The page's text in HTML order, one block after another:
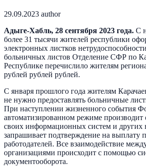
29.09.2023 author
Адыге-Хабль, 28 сентября 2023 года. С
более 31 тысячи жителей республики
электронных листков
больничных листов Отделение СФР по
Республике перечислило жителям
рублей рублей рублей.
С января прошлого года жителям
не нужно предоставлять больничные
При наступлении жизненного события
автоматизированном режиме производит
своих информационных систем и других
запрашивает подтверждение на выплату
работодателей. Все взаимодействие
организациями происходит с помощью
документооборота.